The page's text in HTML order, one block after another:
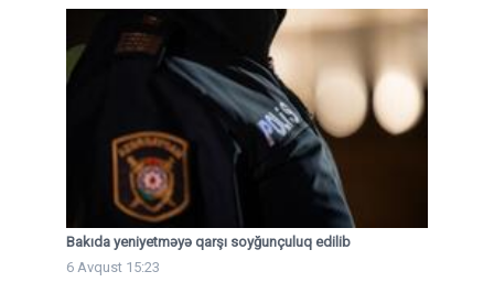
Bakıda yeniyetməyə qarşı soyğunçuluq edilib
6 Avqust 15:23